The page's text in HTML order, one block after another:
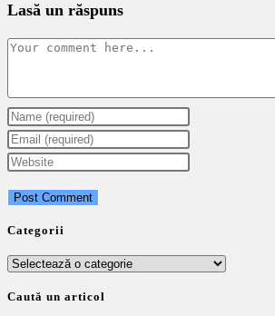
Lasă un răspuns
Comment
Enter
your
name
username
to
comment
Enter
your
address
to
comment
Enter
website
URL
(optional)
Categorii
Categorii
Caută un articol